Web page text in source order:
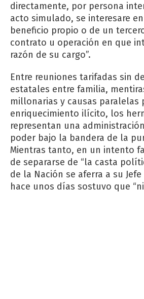
directamente, por persona
acto simulado, se interesare
beneficio propio o de un
contrato u operación en que
razón de su cargo”.
Entre reuniones tarifadas sin
estatales entre familia,
millonarias y causas paralelas
enriquecimiento ilícito, los
representan una
poder bajo la bandera de la
Mientras tanto, en un intento
de separarse de “la casta
de la Nación se aferra a su
hace unos días sostuvo que